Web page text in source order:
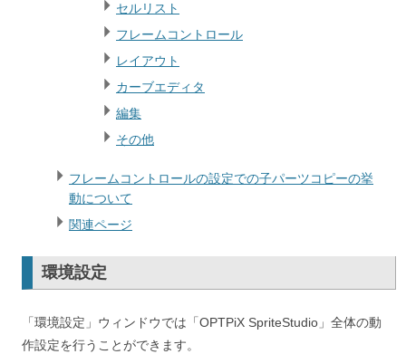
セルリスト
フレームコントロール
レイアウト
カーブエディタ
編集
その他
フレームコントロールの設定での子パーツコピーの挙
動について
関連ページ
環境設定
「環境設定」ウィンドウでは「OPTPiX SpriteStudio」全体の動
作設定を行うことができます。